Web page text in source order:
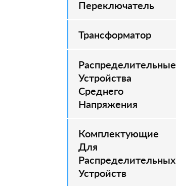
Переключатель
Трансформатор
Распределительные
Устройства
Среднего
Напряжения
–
Комплектующие
Для
Распределительных
Устройств
–